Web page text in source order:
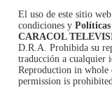
El uso de este sitio
condiciones y
CARACOL
D.R.A. Prohibida su
traducción a cualquier
Reproduction in
permission is